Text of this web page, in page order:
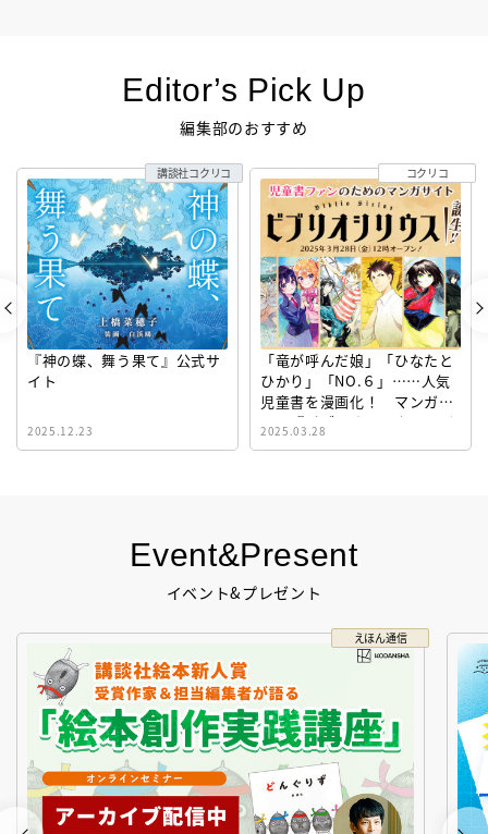
Event&Present
イベント&プレゼント
えほん通信
Editor’s Pick Up
編集部のおすすめ
『神の蝶、舞う果て』公式サ
イト
2025.12.23
講談社コクリコ
「竜が呼んだ娘」「ひなたと
ひかり」「NO.６」……人気
児童書を漫画化！ マンガサ
イト『ビブリオシリウス』誕
生！
2025.03.28
コクリコ